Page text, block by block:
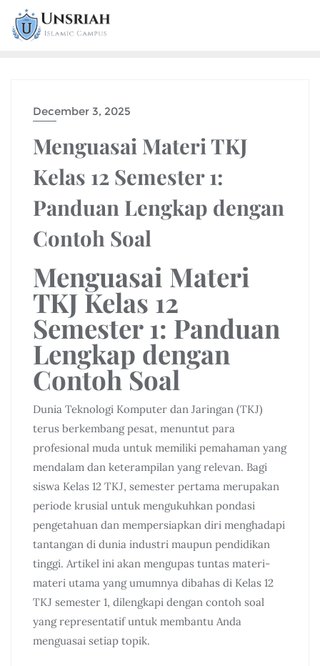
December 3, 2025
Menguasai Materi TKJ
Kelas 12 Semester 1:
Panduan Lengkap dengan
Contoh Soal
Menguasai Materi
TKJ Kelas 12
Semester 1: Panduan
Lengkap dengan
Contoh Soal
Dunia Teknologi Komputer dan Jaringan (TKJ)
terus berkembang pesat, menuntut para
profesional muda untuk memiliki pemahaman yang
mendalam dan keterampilan yang relevan. Bagi
siswa Kelas 12 TKJ, semester pertama merupakan
periode krusial untuk mengukuhkan pondasi
pengetahuan dan mempersiapkan diri menghadapi
tantangan di dunia industri maupun pendidikan
tinggi. Artikel ini akan mengupas tuntas materi-
materi utama yang umumnya dibahas di Kelas 12
TKJ semester 1, dilengkapi dengan contoh soal
yang representatif untuk membantu Anda
menguasai setiap topik.